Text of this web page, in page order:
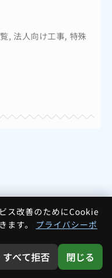
ス改善のためにCookie
す。
プライバシーポ
すべて拒否 閉じる
, 法人向け工事, 特殊